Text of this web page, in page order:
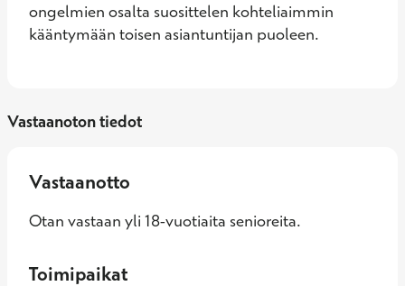
ongelmien osalta suosittelen kohteliaimmin
kääntymään toisen asiantuntijan puoleen.
Vastaanoton tiedot
Vastaanotto
Otan vastaan yli 18-vuotiaita senioreita.
Toimipaikat